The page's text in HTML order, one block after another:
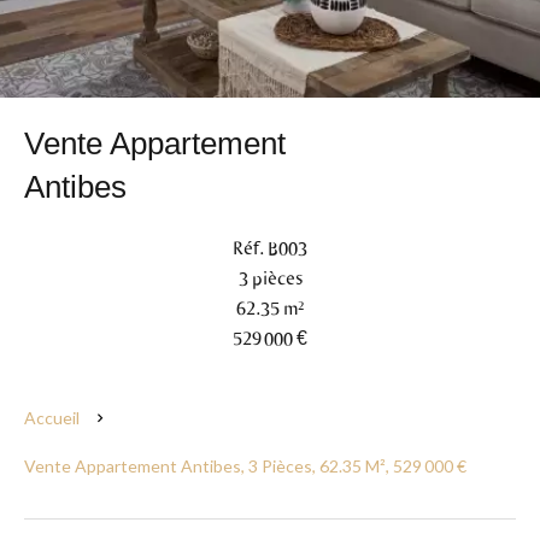
Vente Appartement
Antibes
Réf. B003
3 pièces
62.35 m²
529 000 €
Accueil
Vente Appartement Antibes, 3 Pièces, 62.35 M², 529 000 €